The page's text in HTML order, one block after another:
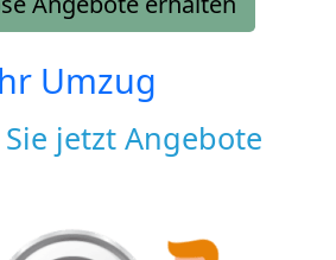
Umzug
jetzt Angebote